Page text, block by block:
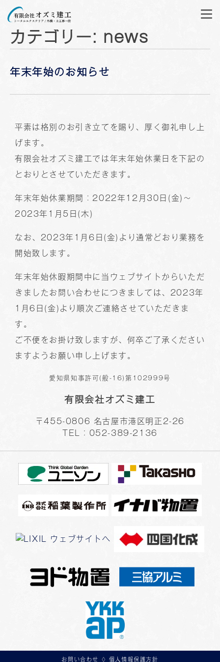
カテゴリー: news
年末年始のお知らせ
平素は格別のお引き立てを賜り、厚く御礼申し上
げます。
有限会社オズミ建工では年末年始休業日を下記の
とおりとさせていただきます。
年末年始休業期間：2022年12月30日(金)〜
2023年1月5日(木)
なお、2023年1月6日(金)より通常どおり業務を
開始致します。
年末年始休暇期間中に当ウェブサイトからいただ
きましたお問い合わせにつきましては、2023年
1月6日(金)より順次ご連絡させていただきま
す。
ご不便をお掛け致しますが、何卒ご了承ください
ますようお願い申し上げます。
愛知県知事許可(般-16)第102999号
有限会社オズミ建工
〒455-0806 名古屋市港区明正2-26
TEL：052-389-2136
お問い合わせ ◊ 個人情報保護方針